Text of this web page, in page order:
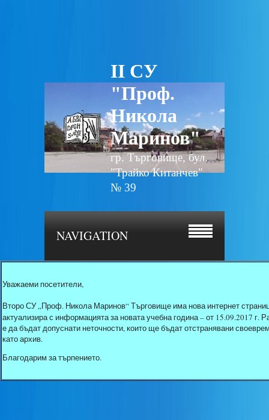
II СУ
"Проф.
Никола
Маринов"
гр. Търговище, бул.
"Трайко Китанчев"
№ 39
NAVIGATION
Уважаеми посетители,
Второ СУ „Проф. Никола Маринов“ Търговище има нова интернет
актуализира с информацията за новата учебна година – от 15.09.2017
е да бъдат допуснати неточности, които ще бъдат отстранявани
като архив.
Благодарим за търпението.